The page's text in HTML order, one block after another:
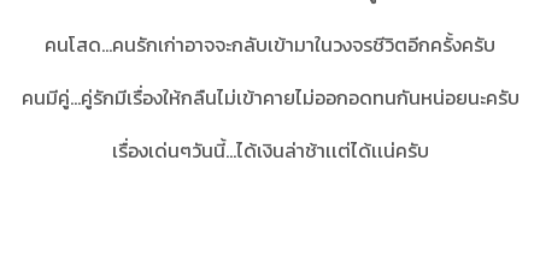
คนโสด...คนรักเก่าอาจจะกลับเข้ามาในวงจรชีวิตอีกครั้งครับ
คนมีคู่...คู่รักมีเรื่องให้กลืนไม่เข้าคายไม่ออกอดทนกันหน่อยนะครับ
เรื่องเด่นๆวันนี้...ได้เงินล่าช้าเเต่ได้เเน่ครับ